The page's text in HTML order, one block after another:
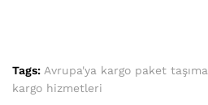
Tags: Avrupa'ya kargo paket taşıma
kargo hizmetleri